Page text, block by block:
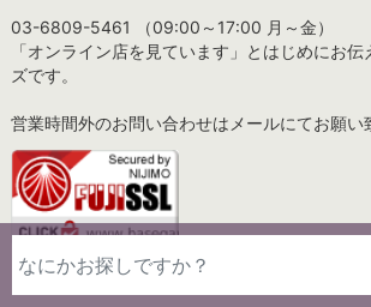
03-6809-5461 （09:00～17:00 月～金）
「オンライン店を見ています」とはじめにお
ズです。
営業時間外のお問い合わせはメールにてお願い